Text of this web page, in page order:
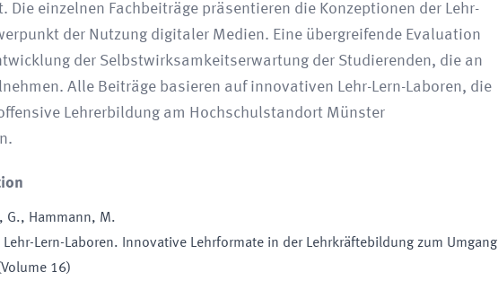
einzelnen Fachbeiträge präsentieren die Konzeptionen der Lehr-
der Nutzung digitaler Medien. Eine übergreifende Evaluation
der Selbstwirksamkeitserwartung der Studierenden, die an
Alle Beiträge basieren auf innovativen Lehr-Lern-Laboren, die
Lehrerbildung am Hochschulstandort Münster
G., Hammann, M.
Lern-Laboren. Innovative Lehrformate in der Lehrkräftebildung zum Umgang
16)